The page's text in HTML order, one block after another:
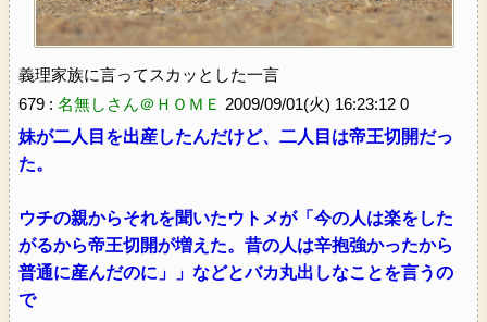
義理家族に言ってスカッとした一言
679 : 名無しさん＠ＨＯＭＥ 2009/09/01(火) 16:23:12 0
妹が二人目を出産したんだけど、二人目は帝王切開だっ
た。
ウチの親からそれを聞いたウトメが「今の人は楽をした
がるから帝王切開が増えた。昔の人は辛抱強かったから
普通に産んだのに」」などとバカ丸出しなことを言うの
で